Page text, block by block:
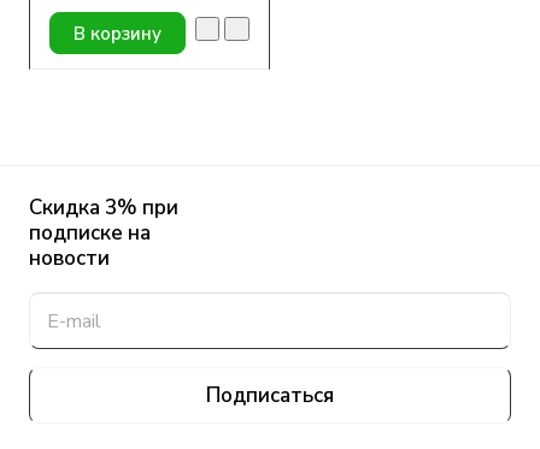
В корзину
Скидка 3% при
подписке на
новости
Подписаться